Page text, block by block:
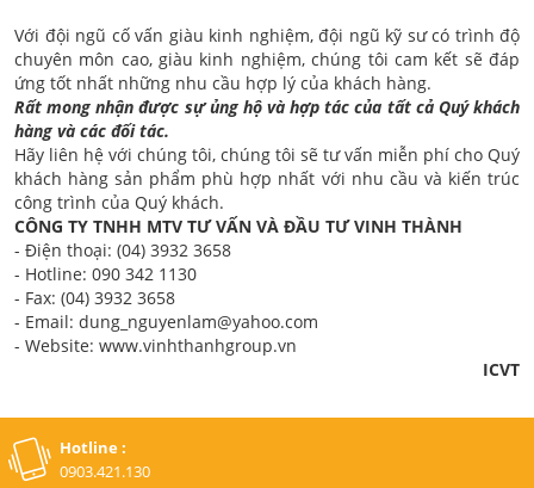
Với đội ngũ cố vấn giàu kinh nghiệm, đội ngũ kỹ sư có trình độ
chuyên môn cao, giàu kinh nghiệm, chúng tôi cam kết sẽ đáp
ứng tốt nhất những nhu cầu hợp lý của khách hàng.
Rất mong nhận được sự ủng hộ và hợp tác của tất cả Quý khách
hàng và các đối tác.
Hãy liên hệ với chúng tôi, chúng tôi sẽ tư vấn miễn phí cho Quý
khách hàng sản phẩm phù hợp nhất với nhu cầu và kiến trúc
công trình của Quý khách.
CÔNG TY TNHH MTV TƯ VẤN VÀ ĐẦU TƯ VINH THÀNH
- Điện thoại: (04) 3932 3658
- Hotline: 090 342 1130
- Fax: (04) 3932 3658
- Email: dung_nguyenlam@yahoo.com
- Website: www.vinhthanhgroup.vn
ICVT
Hotline :
0903.421.130